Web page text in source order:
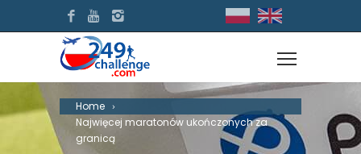
Home
Najwięcej maratonów ukończonych za
granicą